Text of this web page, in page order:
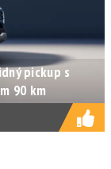
pickup s
90 km